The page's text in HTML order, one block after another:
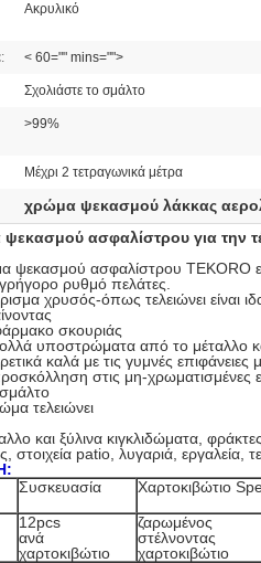
Ακρυλικό
< 60="" mins="">
Σχολιάστε το σμάλτο
>99%
Μέχρι 2 τετραγωνικά μέτρα
χρώμα ψεκασμού λάκκας
ασφαλίστρου για την
ψεκασμού ασφαλίστρου TEKORO
ρυθμό πελάτες.
χρυσός-όπως τελειώνει είναι
σκουριάς
υποστρώματα από το μέταλλο
καλά με τις γυμνές επιφάνειες
στις μη-χρωματισμένες
τελειώνει
και ξύλινα κιγκλιδώματα,
στοιχεία patio, λυγαριά, εργαλεία,
Συσκευασία Χαρτοκιβώτιο
12pcs
ανά
χαρτοκιβώτιο
ζαρωμένος
στέλνοντας
χαρτοκιβώτιο